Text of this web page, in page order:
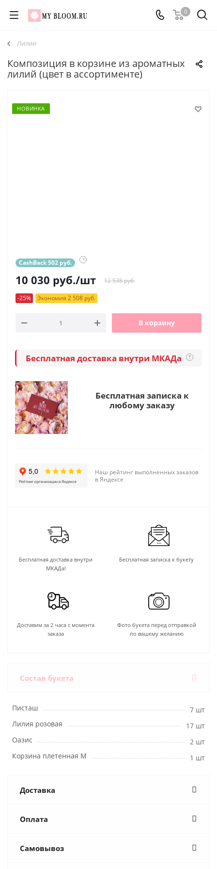
0
Лилии
Композиция в корзине из ароматных
лилий (цвет в ассортименте)
НОВИНКА
CashBack 502 руб. ?
10 030 руб./шт 12 538 руб.
-25% Экономия 2 508 руб.
В корзину
Бесплатная доставка внутри МКАДа ?
Бесплатная записка к
любому заказу
Наш рейтинг выполненных заказов
в Яндексе
Бесплатная доставка внутри
МКАДа!
Бесплатная записка к букету
Доставим за 2 часа с момента
заказа
Фото букета перед отправкой
по вашему желанию
Состав букета
Писташ
7 шт
Лилия розовая
17 шт
Оазис
2 шт
Корзина плетенная M
1 шт
Доставка
Оплата
Самовывоз